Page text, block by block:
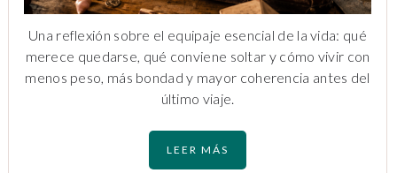
Una reflexión sobre el equipaje esencial de la vida: qué
merece quedarse, qué conviene soltar y cómo vivir con
menos peso, más bondad y mayor coherencia antes del
último viaje.
LEER MÁS